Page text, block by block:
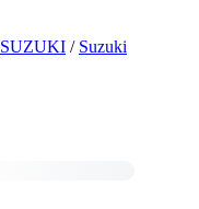
SUZUKI / Suzuki